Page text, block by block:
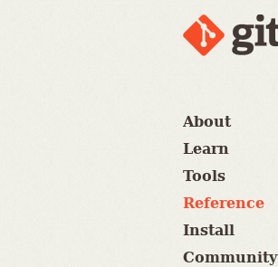
About
Learn
Tools
Reference
Install
Community